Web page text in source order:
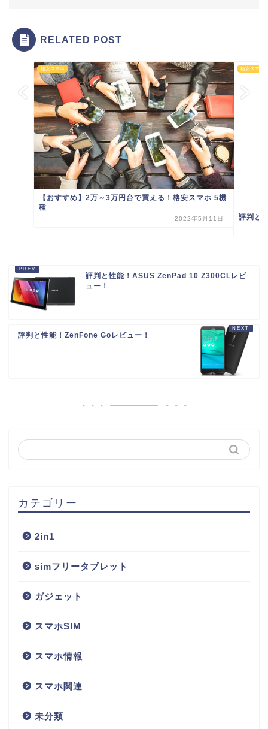
RELATED POST
格安スマホ
【おすすめ】2万～3万円台で買える！格安スマホ 5機
種
2022年5月11日
格安スマホ
評判と
評判と性能！ASUS ZenPad 10 Z300CLレビ
ュー！
評判と性能！ZenFone Goレビュー！
カテゴリー
2in1
simフリータブレット
ガジェット
スマホSIM
スマホ情報
スマホ関連
未分類